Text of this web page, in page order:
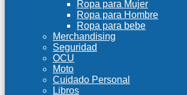
Ropa para Mujer
Ropa para Hombre
Ropa para bebe
Merchandising
Seguridad
OCU
Moto
Cuidado Personal
Libros